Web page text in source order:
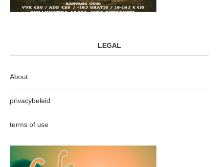
LEGAL
About
privacybeleid
terms of use